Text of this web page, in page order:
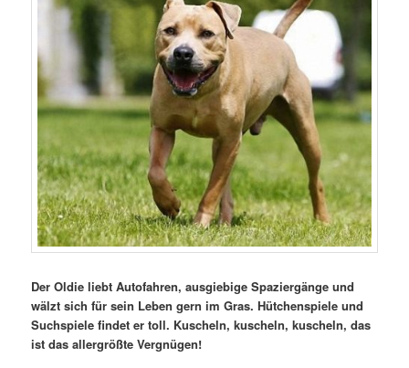
Der Oldie liebt Autofahren, ausgiebige Spaziergänge und
wälzt sich für sein Leben gern im Gras. Hütchenspiele und
Suchspiele findet er toll. Kuscheln, kuscheln, kuscheln, das
ist das allergrößte Vergnügen!